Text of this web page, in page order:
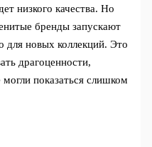
низкого качества. Но
бренды запускают
для новых коллекций. Это
драгоценности,
показаться слишком